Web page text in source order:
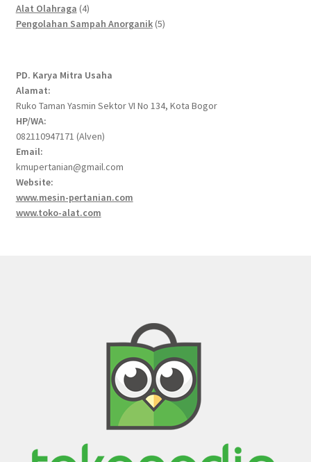
Alat Olahraga 44
products
Pengolahan Sampah Anorganik 55
PD. Karya Mitra Usaha
Alamat:
Ruko Taman Yasmin Sektor VI No 134, Kota Bogor
HP/WA:
082110947171 (Alven)
Email:
kmupertanian@gmail.com
Website:
www.mesin-pertanian.com
www.toko-alat.com